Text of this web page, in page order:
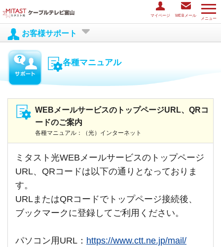
メニュー
マイページ WEBメール
お客様サポート
各種マニュアル
WEBメールサービスのトップページURL、QRコ
ードのご案内
各種マニュアル：（光）インターネット
ミタスト光WEBメールサービスのトップページ
URL、QRコードは以下の通りとなっておりま
す。
URLまたはQRコードでトップページ接続後、
ブックマークに登録してご利用ください。
パソコン用URL： https://www.ctt.ne.jp/mail/